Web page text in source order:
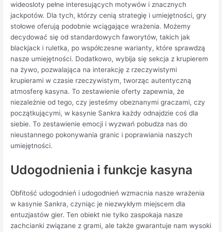
wideosloty pełne interesujących motywów i znacznych
jackpotów. Dla tych, którzy cenią strategię i umiejętności, gry
stołowe oferują podobnie wciągające wrażenia. Możemy
decydować się od standardowych faworytów, takich jak
blackjack i ruletka, po współczesne warianty, które sprawdzą
nasze umiejętności. Dodatkowo, wybija się sekcja z krupierem
na żywo, pozwalająca na interakcję z rzeczywistymi
krupierami w czasie rzeczywistym, tworząc autentyczną
atmosferę kasyna. To zestawienie oferty zapewnia, że
niezależnie od tego, czy jesteśmy obeznanymi graczami, czy
początkującymi, w kasynie Sankra każdy odnajdzie coś dla
siebie. To zestawienie emocji i wyzwań pobudza nas do
nieustannego pokonywania granic i poprawiania naszych
umiejętności.
Udogodnienia i funkcje kasyna
Obfitość udogodnień i udogodnień wzmacnia nasze wrażenia
w kasynie Sankra, czyniąc je niezwykłym miejscem dla
entuzjastów gier. Ten obiekt nie tylko zaspokaja nasze
zachcianki związane z grami, ale także gwarantuje nam wysoki